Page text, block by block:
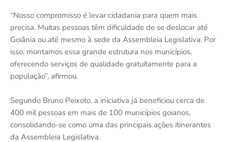
“Nosso compromisso é levar cidadania para quem mais
precisa. Muitas pessoas têm dificuldade de se deslocar até
Goiânia ou até mesmo à sede da Assembleia Legislativa. Por
isso, montamos essa grande estrutura nos municípios,
oferecendo serviços de qualidade gratuitamente para a
população”, afirmou.
Segundo Bruno Peixoto, a iniciativa já beneficiou cerca de
400 mil pessoas em mais de 100 municípios goianos,
consolidando-se como uma das principais ações itinerantes
da Assembleia Legislativa.